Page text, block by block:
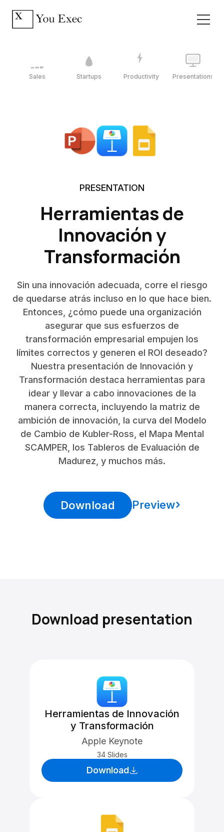
Sales Startups Productivity Presentations
PRESENTATION
Herramientas de
Innovación y
Transformación
Sin una innovación adecuada, corre el riesgo
de quedarse atrás incluso en lo que hace bien.
Entonces, ¿cómo puede una organización
asegurar que sus esfuerzos de
transformación empresarial empujen los
límites correctos y generen el ROI deseado?
Nuestra presentación de Innovación y
Transformación destaca herramientas para
idear y llevar a cabo innovaciones de la
manera correcta, incluyendo la matriz de
ambición de innovación, la curva del Modelo
de Cambio de Kubler-Ross, el Mapa Mental
SCAMPER, los Tableros de Evaluación de
Madurez, y muchos más.
Download Preview
Download presentation
Herramientas de Innovación
y Transformación
Apple Keynote
34 Slides
Download